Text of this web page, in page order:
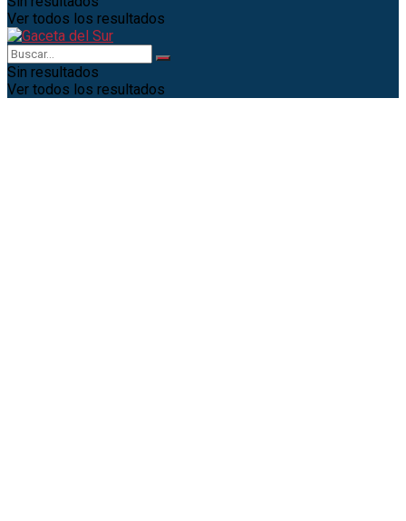
Ver todos los resultados
Sin resultados
Ver todos los resultados